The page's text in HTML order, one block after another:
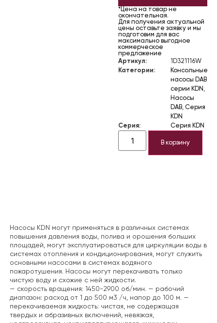
*Цена на товар не
окончательная.
Для получения актуальной
цены оставьте заявку и мы
подготовим для вас
максимально выгодное
коммерческое
предложение
Артикул:
1D321116W
Категории:
Консольные
насосы DAB
серии KDN ,
Насосы
DAB, Серия
KDN
Серия:
Серия KDN
В корзину
Насосы KDN могут применяться в различных системах
повышения давления воды, полива и орошения больших
площадей, могут эксплуатироваться для циркуляции воды в
системах отопления и кондиционирования, могут служить
основными насосами в системах водяного
пожаротушения. Насосы могут перекачивать только
чистую воду и схожие с ней жидкости.
— скорость вращения: 1450-2900 об/мин. — рабочий
диапазон: расход от 1 до 500 м3 /ч, напор до 100 м. —
перекачиваемая жидкость: чистая, не содержащая
твердых и абразивных включений, невязкая,